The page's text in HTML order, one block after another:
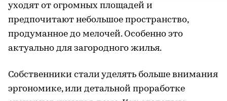
уходят от огромных площадей и
предпочитают небольшое пространство,
продуманное до мелочей. Особенно это
актуально для загородного жилья.
Собственники стали уделять больше внимания
эргономике, или детальной проработке